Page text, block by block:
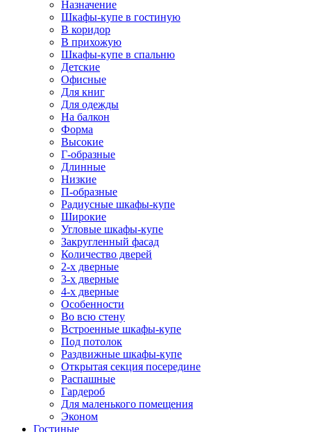
Назначение
Шкафы-купе в гостиную
В коридор
В прихожую
Шкафы-купе в спальню
Детские
Офисные
Для книг
Для одежды
На балкон
Форма
Высокие
Г-образные
Длинные
Низкие
П-образные
Радиусные шкафы-купе
Широкие
Угловые шкафы-купе
Закругленный фасад
Количество дверей
2-х дверные
3-х дверные
4-х дверные
Особенности
Во всю стену
Встроенные шкафы-купе
Под потолок
Раздвижные шкафы-купе
Открытая секция посередине
Распашные
Гардероб
Для маленького помещения
Эконом
Гостиные